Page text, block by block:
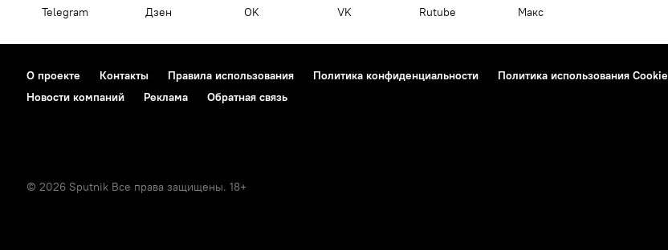
Telegram Дзен OK VK Rutube Макс
О проекте Контакты Правила использования Политика конфиденциальности Политика использования Cookie
Новости компаний
Реклама Обратная связь
© 2026 Sputnik Все права защищены. 18+